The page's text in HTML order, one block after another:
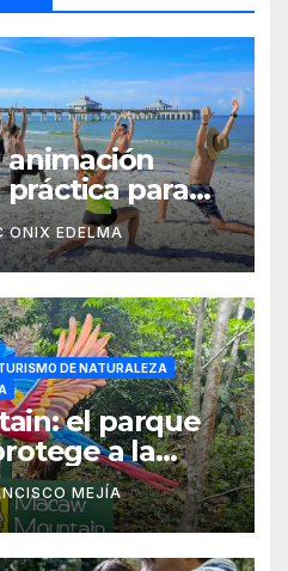
para
de
ONIX EDELMA
DE NATURALEZA
el parque
a la
en Honduras
MEJÍA